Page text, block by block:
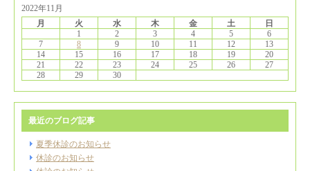
2022年11月
月
火 水 木 金 土
日
1
2 3 4 5
6
7
8 9 10 11 12
13
14
15 16 17 18 19
20
21
22 23 24 25 26
27
28
29 30
最近のブログ記事
夏季休診のお知らせ
休診のお知らせ